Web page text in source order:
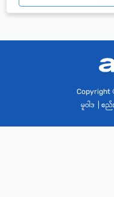
Copyright
မူဝါဒ
စည်